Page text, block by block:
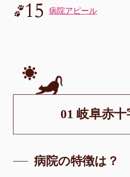
病院アピール
01 岐阜赤
病院の特徴は？